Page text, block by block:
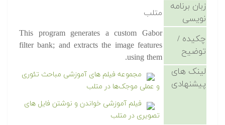
زبان برنامه
نویسی
متلب
چکیده /
توضیح
This program generates a custom Gabor
filter bank; and extracts the image features
using them.
لینک های
پیشنهادی
مجموعه فیلم های آموزشی مباحث تئوری
و عملی موجک‌ها در متلب
فیلم آموزشی خواندن و نوشتن فایل های
تصویری در متلب